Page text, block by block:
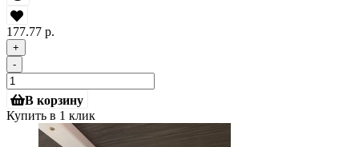
177.77 р.
+
-
В корзину
Купить в 1 клик